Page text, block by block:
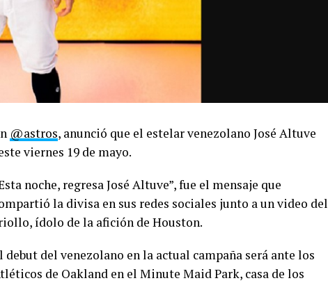
@astros, anunció que el estelar venezolano José Altuve
viernes 19 de mayo.
noche, regresa José Altuve”, fue el mensaje que
la divisa en sus redes sociales junto a un video del
ídolo de la afición de Houston.
debut del venezolano en la actual campaña será ante los
de Oakland en el Minute Maid Park, casa de los